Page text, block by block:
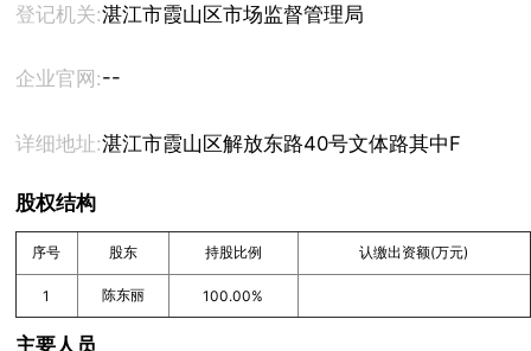
登记机关:湛江市霞山区市场监督管理局
企业官网:--
详细地址:湛江市霞山区解放东路40号文体路其中F4号房
股权结构
序号 股东 持股比例 认缴出资额(万元)
1 陈东丽 100.00%
主要人员